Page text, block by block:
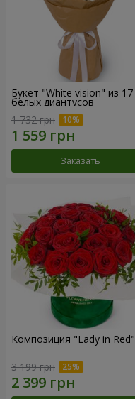
Букет "White vision" из 17
белых диантусов
1 732 грн
Заказать
Композиция "Lady in Red"
3 199 грн